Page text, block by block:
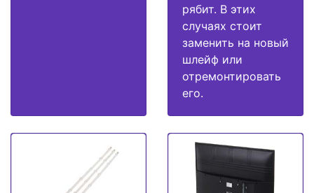
рябит. В этих
случаях стоит
заменить на новый
шлейф или
отремонтировать
его.